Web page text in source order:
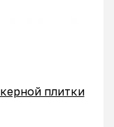
плитки